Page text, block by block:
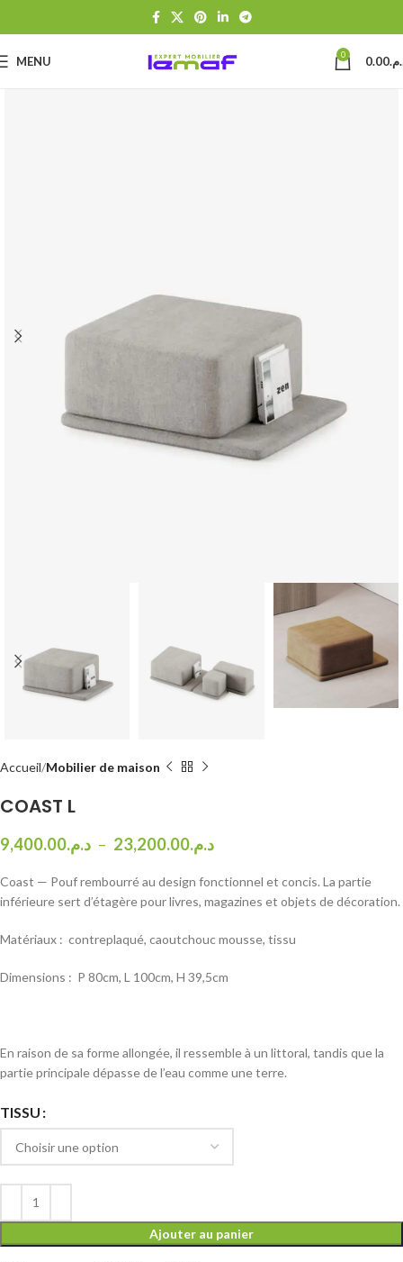
MENU 0 0.00
Accueil Mobilier de maison
COAST L
د.م.9,400.00 – د.م.23,200.00
Coast — Pouf rembourré au design fonctionnel et concis. La partie
inférieure sert d’étagère pour livres, magazines et objets de décoration.
Matériaux : contreplaqué, caoutchouc mousse, tissu
Dimensions : P 80cm, L 100cm, H 39,5cm
En raison de sa forme allongée, il ressemble à un littoral, tandis que la
partie principale dépasse de l’eau comme une terre.
TISSU
Ajouter au panier